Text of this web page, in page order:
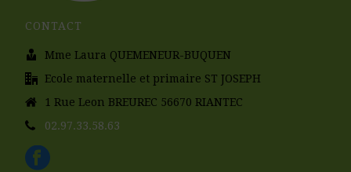
CONTACT
Mme Laura QUEMENEUR-BUQUEN
Ecole maternelle et primaire ST JOSEPH
1 Rue Leon BREUREC 56670 RIANTEC
02.97.33.58.63